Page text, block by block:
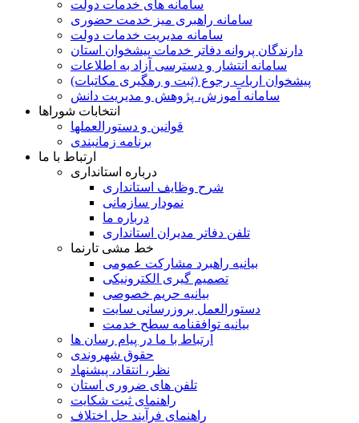
سامانه های خدمات دولت
سامانه راهبری میز خدمت حضوری
سامانه مدیریت خدمات دولت
دارندگان پروانه دفاتر خدمات پیشخوان استان
سامانه انتشار و دسترسی آزاد به اطلاعات
پیشخوان ارباب رجوع (ثبت و رهگیری مکاتبات)
سامانه آموزش، پژوهش و مدیریت دانش
انتخابات شوراها
قوانین و دستورالعملها
برنامه زمانبندی
ارتباط با ما
درباره استانداری
شرح وظایف استانداری
نمودار سازمانی
درباره ما
تلفن دفاتر مدیران استانداری
خط مشی تارنما
بیانیه راهبرد مشارکت عمومی
تصمیم گیری الکترونیکی
بیانیه حریم خصوصی
دستورالعمل بروزرسانی سایت
بیانیه توافقنامه سطح خدمت
ارتباط با ما در پیام رسان ها
حقوق شهروندی
نظر، انتقاد، پیشنهاد
تلفن های ضروری استان
راهنمای ثبت شکایت
راهنمای فرآیند حل اختلاف